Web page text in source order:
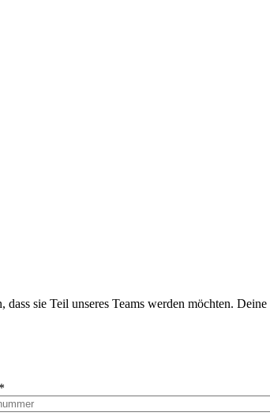
sie Teil unseres Teams werden möchten.
*